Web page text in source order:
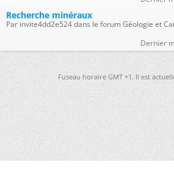
Recherche minéraux
Par invite4dd2e524 dans le forum Géologie et
Dernier
Fuseau horaire GMT +1. Il est